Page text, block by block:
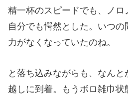
精一杯のスピードでも、ノロ
自分でも愕然とした。いつ
力がなくなっていたのね。
と落ち込みながらも、なん
越しに到着。もうボロ雑巾状